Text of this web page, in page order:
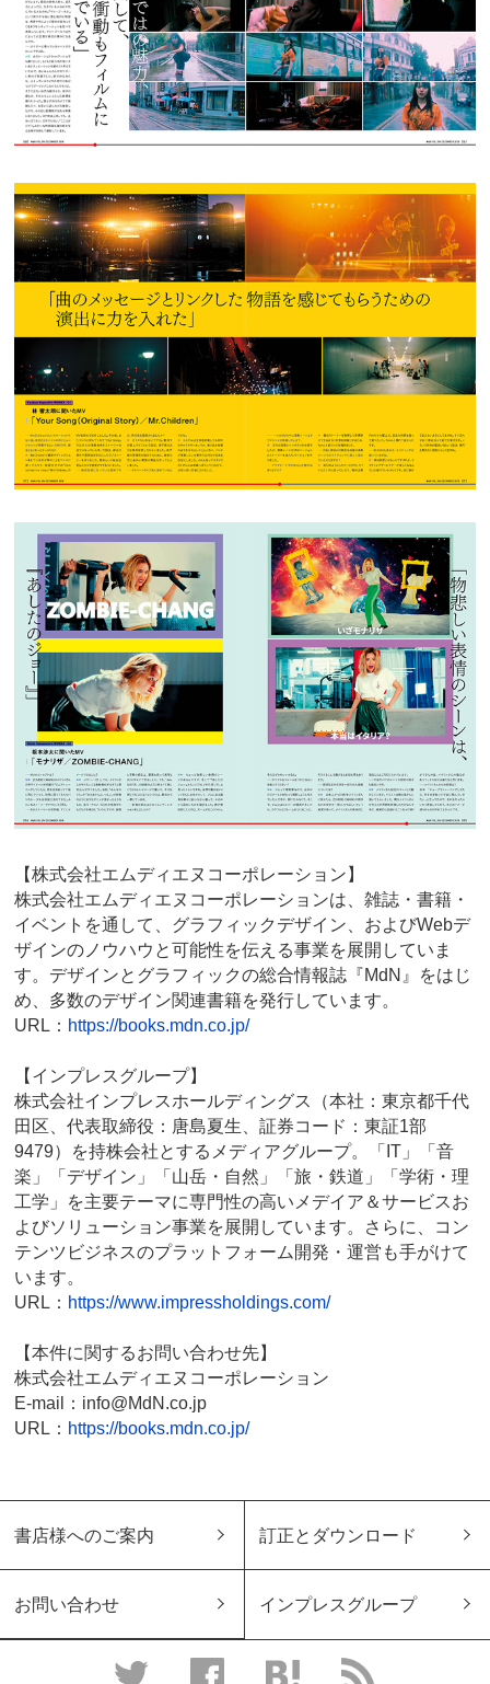
【株式会社エムディエヌコーポレーション】
株式会社エムディエヌコーポレーションは、雑誌・書籍・
イベントを通して、グラフィックデザイン、およびWebデ
ザインのノウハウと可能性を伝える事業を展開していま
す。デザインとグラフィックの総合情報誌『MdN』をはじ
め、多数のデザイン関連書籍を発行しています。
URL： https://books.mdn.co.jp/
【インプレスグループ】
株式会社インプレスホールディングス（本社：東京都千代
田区、代表取締役：唐島夏生、証券コード：東証1部
9479）を持株会社とするメディアグループ。「IT」「音
楽」「デザイン」「山岳・自然」「旅・鉄道」「学術・理
工学」を主要テーマに専門性の高いメデイア＆サービスお
よびソリューション事業を展開しています。さらに、コン
テンツビジネスのプラットフォーム開発・運営も手がけて
います。
URL： https://www.impressholdings.com/
【本件に関するお問い合わせ先】
株式会社エムディエヌコーポレーション
E-mail：info@MdN.co.jp
URL： https://books.mdn.co.jp/
書店様へのご案内 訂正とダウンロード
お問い合わせ インプレスグループ